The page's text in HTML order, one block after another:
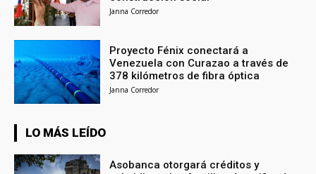
Janna Corredor
Proyecto Fénix conectará a
Venezuela con Curazao a través de
378 kilómetros de fibra óptica
Janna Corredor
LO MÁS LEÍDO
Asobanca otorgará créditos y